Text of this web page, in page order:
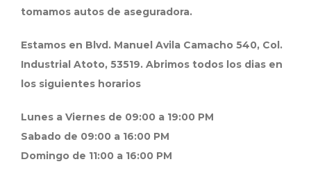
tomamos autos de aseguradora.
Estamos en Blvd. Manuel Avila Camacho 540, Col.
Industrial Atoto, 53519. Abrimos todos los dias en
los siguientes horarios
Lunes a Viernes de 09:00 a 19:00 PM
Sabado de 09:00 a 16:00 PM
Domingo de 11:00 a 16:00 PM